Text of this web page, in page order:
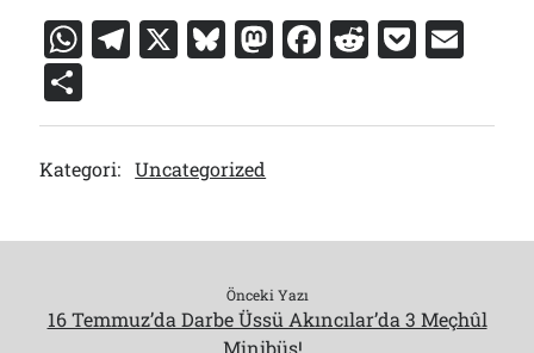
W
at
s
A
p
T
e
gr
a
m
X Bl
e
s
k
y
M
st
o
F
c
o
k
R
d
P
c ai
h
ar
e
Kategori: Uncategorized
Önceki Yazı
16 Temmuz’da Darbe Üssü Akıncılar’da 3 Meçhûl
Minibüs!..